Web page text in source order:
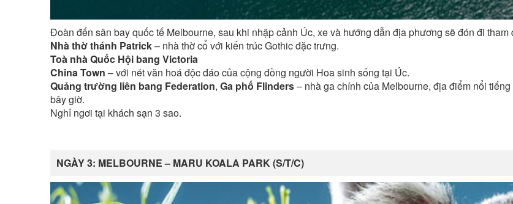
Đoàn đến sân bay quốc tế Melbourne, sau khi nhập cảnh Úc, xe và hướng dẫn địa phương sẽ đón đi tham
Nhà thờ thánh Patrick– nhà thờ cổ với kiến trúc Gothic đặc trưng.
Toà nhà Quốc Hội bang Victoria
China Town – với nét văn hoá độc đáo của cộng đồng người Hoa sinh sống tại Úc.
Quảng trường liên bang Federation, Ga phố Flinders– nhà ga chính của Melbourne, địa điểm nổi
bây giờ.
Nghỉ ngơi tại khách sạn 3 sao.
NGÀY 3: MELBOURNE – MARU KOALA PARK (S/T/C)